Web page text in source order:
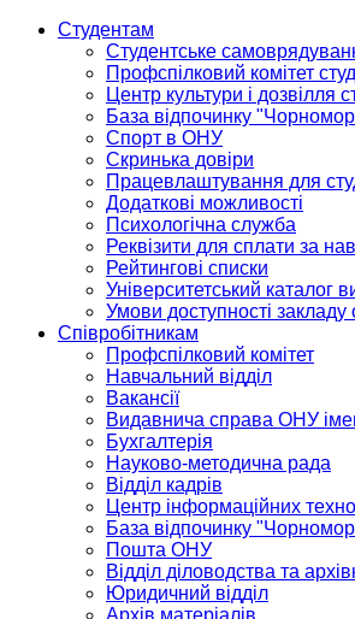
Студентам
Студентське
Профспілковий комітет
Центр культури і дозвілля
База відпочинку
Спорт в ОНУ
Скринька довіри
Працевлаштування для
Додаткові можливості
Психологічна служба
Реквізити для сплати за
Рейтингові списки
Університетський каталог
Умови доступності
Співробітникам
Профспілковий комітет
Навчальний відділ
Вакансії
Видавнича справа ОНУ
Бухгалтерія
Науково-методична рада
Відділ кадрів
Центр інформаційних
База відпочинку
Пошта ОНУ
Відділ діловодства та
Юридичний відділ
Архів матеріалів